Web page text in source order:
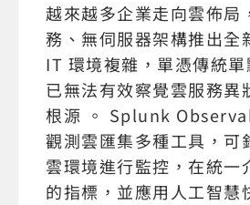
越來越多企業走向雲佈局
務、無伺服器架構推出全
IT 環境複雜，單憑傳統
已無法有效察覺雲服務異
根源 。 Splunk
觀測雲匯集多種工具，可
雲環境進行監控，在統一
的指標，並應用人工智慧